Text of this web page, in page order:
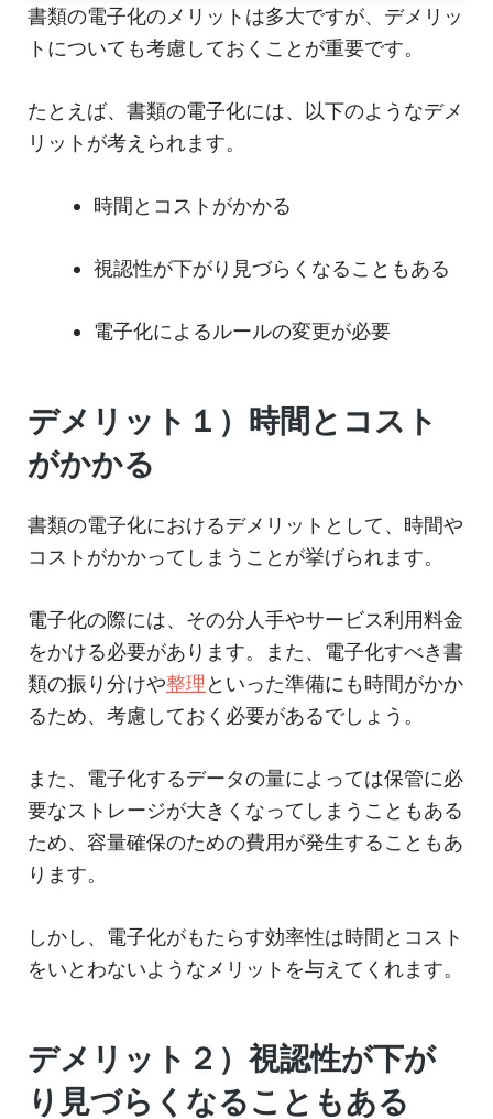
書類の電子化のメリットは多大ですが、デメリッ
トについても考慮しておくことが重要です。
たとえば、書類の電子化には、以下のようなデメ
リットが考えられます。
時間とコストがかかる
視認性が下がり見づらくなることもある
電子化によるルールの変更が必要
デメリット１）時間とコスト
がかかる
書類の電子化におけるデメリットとして、時間や
コストがかかってしまうことが挙げられます。
電子化の際には、その分人手やサービス利用料金
をかける必要があります。また、電子化すべき書
類の振り分けや整理といった準備にも時間がかか
るため、考慮しておく必要があるでしょう。
また、電子化するデータの量によっては保管に必
要なストレージが大きくなってしまうこともある
ため、容量確保のための費用が発生することもあ
ります。
しかし、電子化がもたらす効率性は時間とコスト
をいとわないようなメリットを与えてくれます。
デメリット２）視認性が下が
り見づらくなることもある